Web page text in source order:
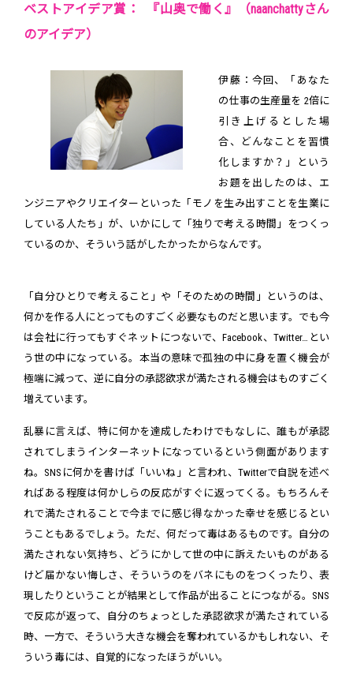
ベストアイデア賞： 『山奥で働く』（naanchattyさん
のアイデア）
伊藤：今回、「あなた
の仕事の生産量を 2倍に
引き上げるとした場
合、どんなことを習慣
化しますか？」という
お題を出したのは、エ
ンジニアやクリエイターといった「モノを生み出すことを生業に
している人たち」が、いかにして「独りで考える時間」をつくっ
ているのか、そういう話がしたかったからなんです。
「自分ひとりで考えること」や「そのための時間」というのは、
何かを作る人にとってものすごく必要なものだと思います。でも今
は会社に行ってもすぐネットにつないで、Facebook、Twitter…とい
う世の中になっている。本当の意味で孤独の中に身を置く機会が
極端に減って、逆に自分の承認欲求が満たされる機会はものすごく
増えています。
乱暴に言えば、特に何かを達成したわけでもなしに、誰もが承認
されてしまうインターネットになっているという側面があります
ね。SNSに何かを書けば「いいね」と言われ、Twitterで自説を述べ
ればある程度は何かしらの反応がすぐに返ってくる。もちろんそ
れで満たされることで今までに感じ得なかった幸せを感じるとい
うこともあるでしょう。ただ、何だって毒はあるものです。自分の
満たされない気持ち、どうにかして世の中に訴えたいものがある
けど届かない悔しさ、そういうのをバネにものをつくったり、表
現したりということが結果として作品が出ることにつながる。SNS
で反応が返って、自分のちょっとした承認欲求が満たされている
時、一方で、そういう大きな機会を奪われているかもしれない、そ
ういう毒には、自覚的になったほうがいい。